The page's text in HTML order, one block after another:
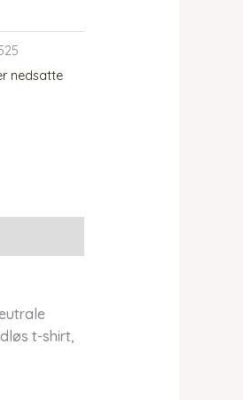
nedsatte
t-shirt,